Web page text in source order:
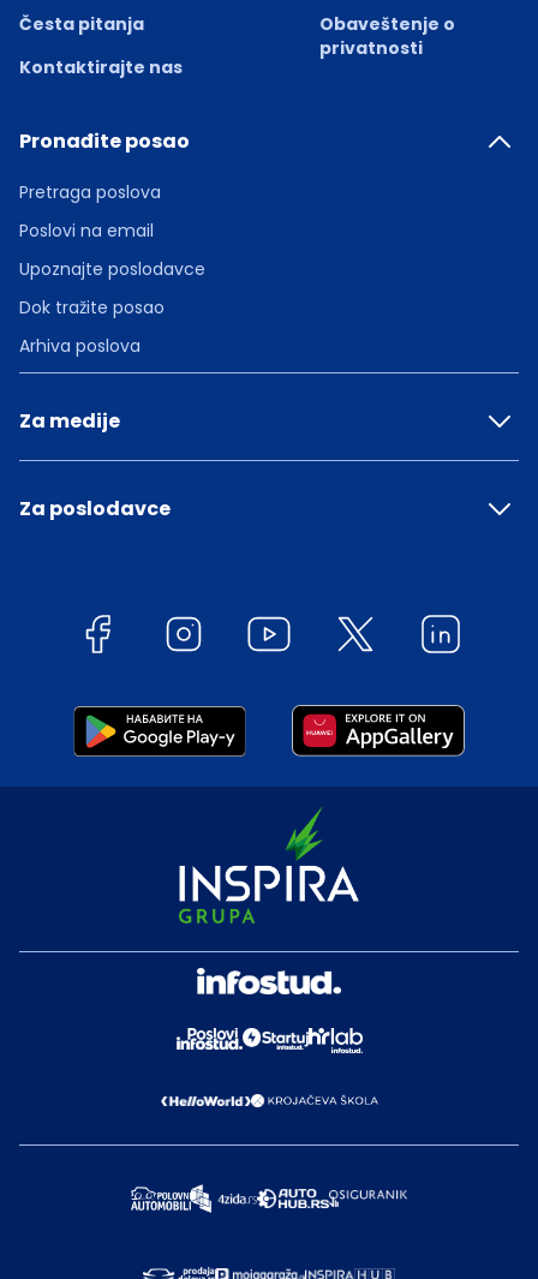
Česta pitanja
Kontaktirajte nas
Obaveštenje o
privatnosti
Pronađite posao
Pretraga poslova
Poslovi na email
Upoznajte poslodavce
Dok tražite posao
Arhiva poslova
Za medije
Za poslodavce